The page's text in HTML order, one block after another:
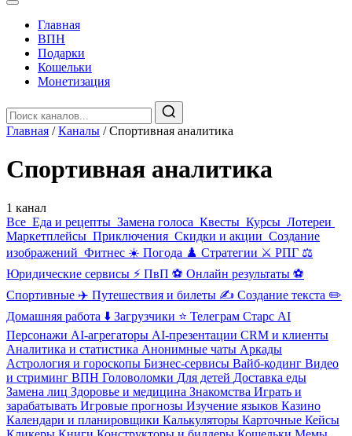
Главная
️ВПН
Подарки
Кошельки
Монетизация
Главная / Каналы / Спортивная аналитика
Спортивная аналитика
1 канал
Все ️ ️Еда и рецепты ️ Замена голоса ️ Квесты ‍ Курсы ️ Лотереи
Маркетплейсы ️ Приключения ️ Скидки и акции ️ Создание
изображений ️ Фитнес ☀️ Погода ♟️ Стратегии ⚔️ РПГ ⚖️
Юридические сервисы ⚡ ПвП ⚽ Онлайн результаты ⚽
Спортивные ✈️ Путешествия и билеты ✍️ Создание текста ✏️
Домашняя работа ⬇️ Загрузчики ⭐ Телеграм Старс AI
Персонажи AI-агрегаторы AI-презентации CRM и клиенты
Аналитика и статистика ️Анонимные чаты ️Аркады
Астрология и гороскопы Бизнес-сервисы Вайб-кодинг Видео
и стриминг ️ВПН Головоломки Для детей Доставка еды
Замена лиц Здоровье и медицина Знакомства Играть и
зарабатывать Игровые прогнозы Изучение языков Казино
Календари и планировщики Калькуляторы Карточные Кейсы